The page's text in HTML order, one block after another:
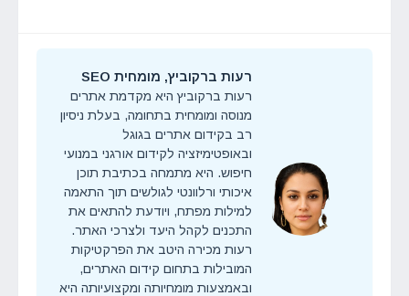
רעות ברקוביץ, מומחית SEO
רעות ברקוביץ היא מקדמת אתרים
מנוסה ומומחית בתחומה, בעלת ניסיון
רב בקידום אתרים בגוגל
ובאופטימיזציה לקידום אורגני במנועי
חיפוש. היא מתמחה בכתיבת תוכן
איכותי ורלוונטי לגולשים תוך התאמה
למילות מפתח, ויודעת להתאים את
התכנים לקהל היעד ולצרכי האתר.
רעות מכירה היטב את הפרקטיקות
המובילות בתחום קידום האתרים,
ובאמצעות מומחיותה ומקצועיותה היא